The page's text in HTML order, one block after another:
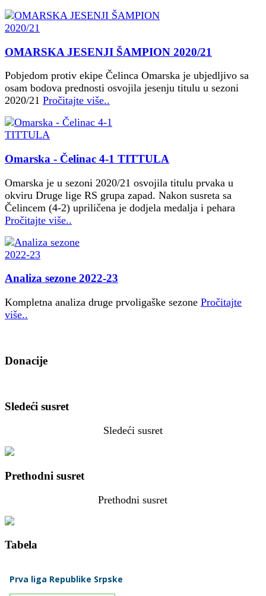
OMARSKA JESENJI ŠAMPION 2020/21
Pobjedom protiv ekipe Čelinca Omarska je ubjedljivo sa
osam bodova prednosti osvojila jesenju titulu u sezoni
2020/21 Pročitajte više..
Omarska - Čelinac 4-1 TITTULA
Omarska je u sezoni 2020/21 osvojila titulu prvaka u
okviru Druge lige RS grupa zapad. Nakon susreta sa
Čelincem (4-2) upriličena je dodjela medalja i pehara
Pročitajte više..
Analiza sezone 2022-23
Kompletna analiza druge prvoligaške sezone Pročitajte
više..
Donacije
Sledeći susret
Sledeći susret
Prethodni susret
Prethodni susret
Tabela